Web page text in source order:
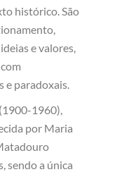
histórico. São
e valores,
e paradoxais.
1960),
por Maria
sendo a única